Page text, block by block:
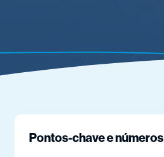
Pontos-chave e números